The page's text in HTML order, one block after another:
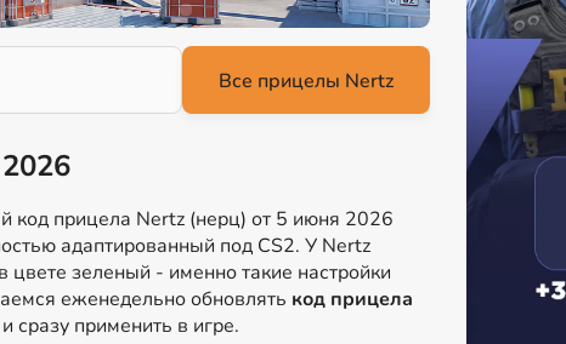
код прицела Nertz (нерц) от 5 июня 2026
адаптированный под CS2. У Nertz
зеленый - именно такие настройки
еженедельно обновлять код прицела
сразу применить в игре.